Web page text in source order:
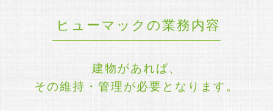
ヒューマックの業務内容
建物があれば、
その維持・管理が必要となります。